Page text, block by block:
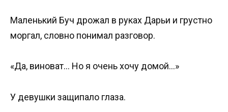
Маленький Буч дрожал в руках Дарьи и грустно
моргал, словно понимал разговор.
«Да, виноват… Но я очень хочу домой…»
У девушки защипало глаза.